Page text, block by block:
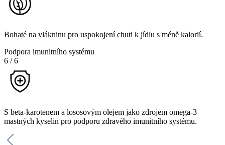
Bohaté na vlákninu pro uspokojení chuti k jídlu s méně kalorií.
Podpora imunitního systému
6 /6
S beta-karotenem a lososovým olejem jako zdrojem omega-3
mastných kyselin pro podporu zdravého imunitního systému.